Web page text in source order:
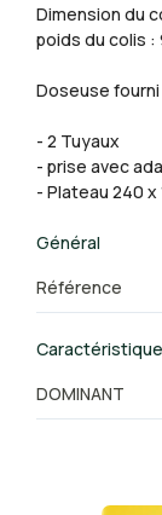
Dimension du
poids du colis :
Doseuse fourni
- 2 Tuyaux
- prise avec
- Plateau 240 x
Général
Référence
DOMINANT